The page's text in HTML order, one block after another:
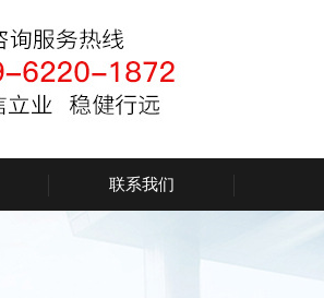
联系我们